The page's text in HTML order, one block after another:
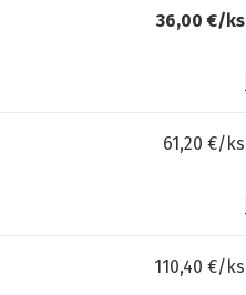
36,00 €/ks
61,20 €/ks
110,40 €/ks